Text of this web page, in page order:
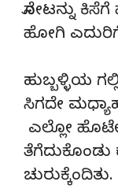
ನೋಟನ್ನು ಕಿಸೆಗೆ
ಹೋಗಿ ಎದುರಿಗೆ
ಹುಬ್ಬಳ್ಳಿಯ
ಸಿಗದೇ
ಎಲ್ಲೋ
ತೆಗೆದುಕೊಂಡು